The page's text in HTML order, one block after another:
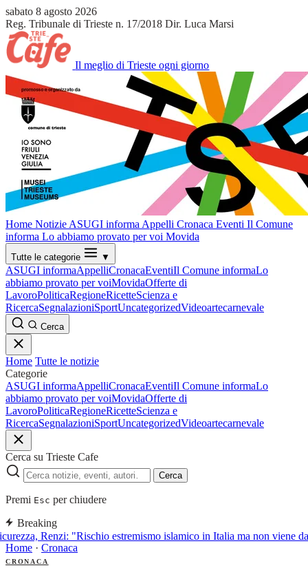
sabato 8 agosto 2026
Reg. Tribunale di Trieste n. 17/2018 Dir. Luca Marsi
Il meglio di Trieste ogni giorno
Home Notizie ASUGI informa Appelli Cronaca Eventi Il Comune
informa Lo abbiamo provato per voi Movida
Tutte le categorie ▼
ASUGI informaAppelliCronacaEventiIl Comune informaLo
abbiamo provato per voiMovidaOfferte di
LavoroPoliticaRegioneRicetteScienza e
RicercaSegnalazioniSportUncategorizedVideoartecarnevale
Cerca
Home Tutte le notizie
Categorie
ASUGI informaAppelliCronacaEventiIl Comune informaLo
abbiamo provato per voiMovidaOfferte di
LavoroPoliticaRegioneRicetteScienza e
RicercaSegnalazioniSportUncategorizedVideoartecarnevale
Cerca su Trieste Cafe
Cerca
Premi Esc per chiudere
Breaking
Renzi: "Rischio estremismo islamico in Italia ma non viene
Home · Cronaca
CRONACA